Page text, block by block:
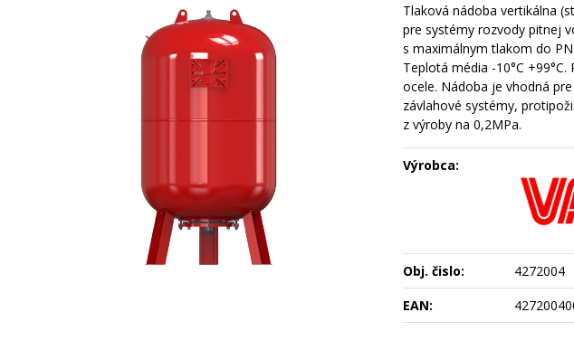
Tlaková nádoba vertikálna
pre systémy rozvody pitnej
s maximálnym tlakom do
Teplotá média -10°C
ocele. Nádoba je vhodná
závlahové systémy,
z výroby na 0,2MPa.
Výrobca:
Obj. čislo:
4272004
EAN: